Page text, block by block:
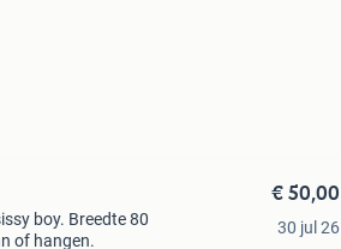
boy. Breedte 80
of hangen.
€ 50,00
30 jul 26